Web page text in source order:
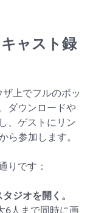
ャスト録
上でフルのポッ
ダウンロードや
、ゲストにリン
ら参加します。
りです：
ジオを開く。
6人まで同時に画